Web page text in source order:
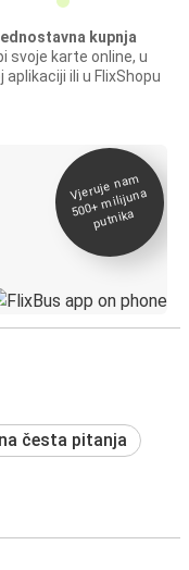
kupnja
svoje karte online, u
aplikaciji ili u FlixShopu
Vjeruje na
m
500+
milijuna
putnika
česta pitanja